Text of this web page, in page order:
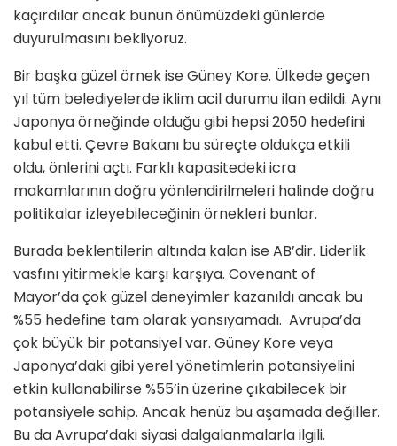
kaçırdılar ancak bunun önümüzdeki günlerde
duyurulmasını bekliyoruz.
Bir başka güzel örnek ise Güney Kore. Ülkede geçen
yıl tüm belediyelerde iklim acil durumu ilan edildi. Aynı
Japonya örneğinde olduğu gibi hepsi 2050 hedefini
kabul etti. Çevre Bakanı bu süreçte oldukça etkili
oldu, önlerini açtı. Farklı kapasitedeki icra
makamlarının doğru yönlendirilmeleri halinde doğru
politikalar izleyebileceğinin örnekleri bunlar.
Burada beklentilerin altında kalan ise AB’dir. Liderlik
vasfını yitirmekle karşı karşıya. Covenant of
Mayor’da çok güzel deneyimler kazanıldı ancak bu
%55 hedefine tam olarak yansıyamadı. Avrupa’da
çok büyük bir potansiyel var. Güney Kore veya
Japonya’daki gibi yerel yönetimlerin potansiyelini
etkin kullanabilirse %55’in üzerine çıkabilecek bir
potansiyele sahip. Ancak henüz bu aşamada değiller.
Bu da Avrupa’daki siyasi dalgalanmalarla ilgili.